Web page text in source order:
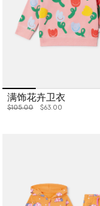
满饰花卉卫衣
价格从
$105.00下降至
$63.00